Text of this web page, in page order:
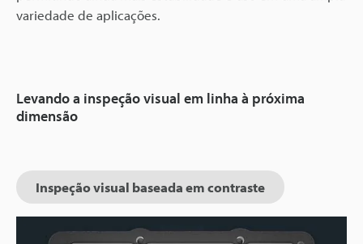
variedade de aplicações.
Levando a inspeção visual em linha à próxima
dimensão
Inspeção visual baseada em contraste